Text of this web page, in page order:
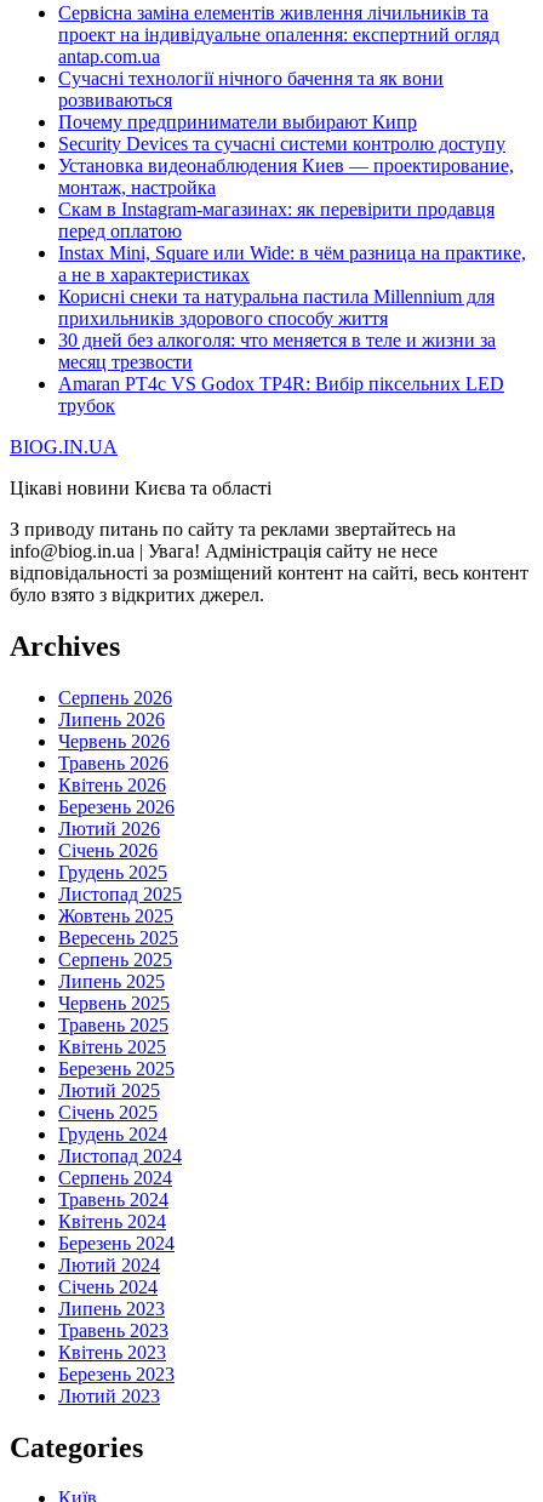
Сервісна заміна елементів живлення лічильників та
проект на індивідуальне опалення: експертний огляд
antap.com.ua
Сучасні технології нічного бачення та як вони
розвиваються
Почему предприниматели выбирают Кипр
Security Devices та сучасні системи контролю доступу
Установка видеонаблюдения Киев — проектирование,
монтаж, настройка
Скам в Instagram-магазинах: як перевірити продавця
перед оплатою
Instax Mini, Square или Wide: в чём разница на практике,
а не в характеристиках
Корисні снеки та натуральна пастила Millennium для
прихильників здорового способу життя
30 дней без алкоголя: что меняется в теле и жизни за
месяц трезвости
Amaran PT4c VS Godox TP4R: Вибір піксельних LED
трубок
BIOG.IN.UA
Цікаві новини Києва та області
З приводу питань по сайту та реклами звертайтесь на
info@biog.in.ua | Увага! Адміністрація сайту не несе
відповідальності за розміщений контент на сайті, весь контент
було взято з відкритих джерел.
Archives
Серпень 2026
Липень 2026
Червень 2026
Травень 2026
Квітень 2026
Березень 2026
Лютий 2026
Січень 2026
Грудень 2025
Листопад 2025
Жовтень 2025
Вересень 2025
Серпень 2025
Липень 2025
Червень 2025
Травень 2025
Квітень 2025
Березень 2025
Лютий 2025
Січень 2025
Грудень 2024
Листопад 2024
Серпень 2024
Травень 2024
Квітень 2024
Березень 2024
Лютий 2024
Січень 2024
Липень 2023
Травень 2023
Квітень 2023
Березень 2023
Лютий 2023
Categories